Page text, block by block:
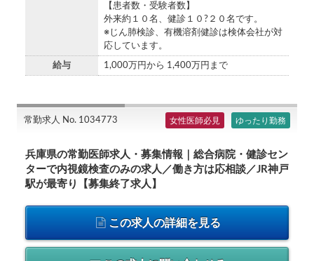
【患者数・受験者数】
外来約１０名、健診１０?２０名です。
※じん肺検診、有機溶剤健診は検体会社が対
応しています。
給与 1,000万円から 1,400万円まで
常勤求人 No. 1034773 女性医師必見 ゆったり勤務
兵庫県の常勤医師求人・募集情報｜総合病院・健診セン
ターで内視鏡検査のみの求人／働き方は応相談／JR神戸
駅が最寄り【募集終了求人】
この求人の詳細を見る